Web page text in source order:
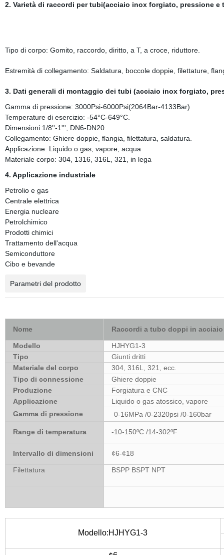
2. Varietà di raccordi per tubi(acciaio inox forgiato, pressione e
Tipo di corpo: Gomito, raccordo, diritto, a T, a croce, riduttore.
Estremità di collegamento: Saldatura, boccole doppie, filettature,
3. Dati generali di montaggio dei tubi (acciaio inox forgiato,
Gamma di pressione: 3000Psi-6000Psi(2064Bar-4133Bar)
Temperature di esercizio: -54°C-649°C.
Dimensioni:1/8''-1''', DN6-DN20
Collegamento: Ghiere doppie, flangia, filettatura, saldatura.
Applicazione: Liquido o gas, vapore, acqua
Materiale corpo: 304, 1316, 316L, 321, in lega
4. Applicazione industriale
Petrolio e gas
Centrale elettrica
Energia nucleare
Petrolchimico
Prodotti chimici
Trattamento dell'acqua
Semiconduttore
Cibo e bevande
Parametri del prodotto
Nome Raccordi a tubo doppi in
Modello
HJHYG1-3
Tipo
Giunti dritti
Materiale del corpo
304, 316L, 321, ecc.
Tipo di connessione
Ghiere doppie
Produzione
Forgiatura e CNC
Applicazione
Liquido o gas atossico, vapore
Gamma di pressione
0-16MPa /0-2320psi /0-160bar
Range di temperatura -10-150ºC /14-302ºF
Intervallo di dimensioni ¢6-¢18
Filettatura BSPP BSPT NPT
Modello:HJHYG1-3